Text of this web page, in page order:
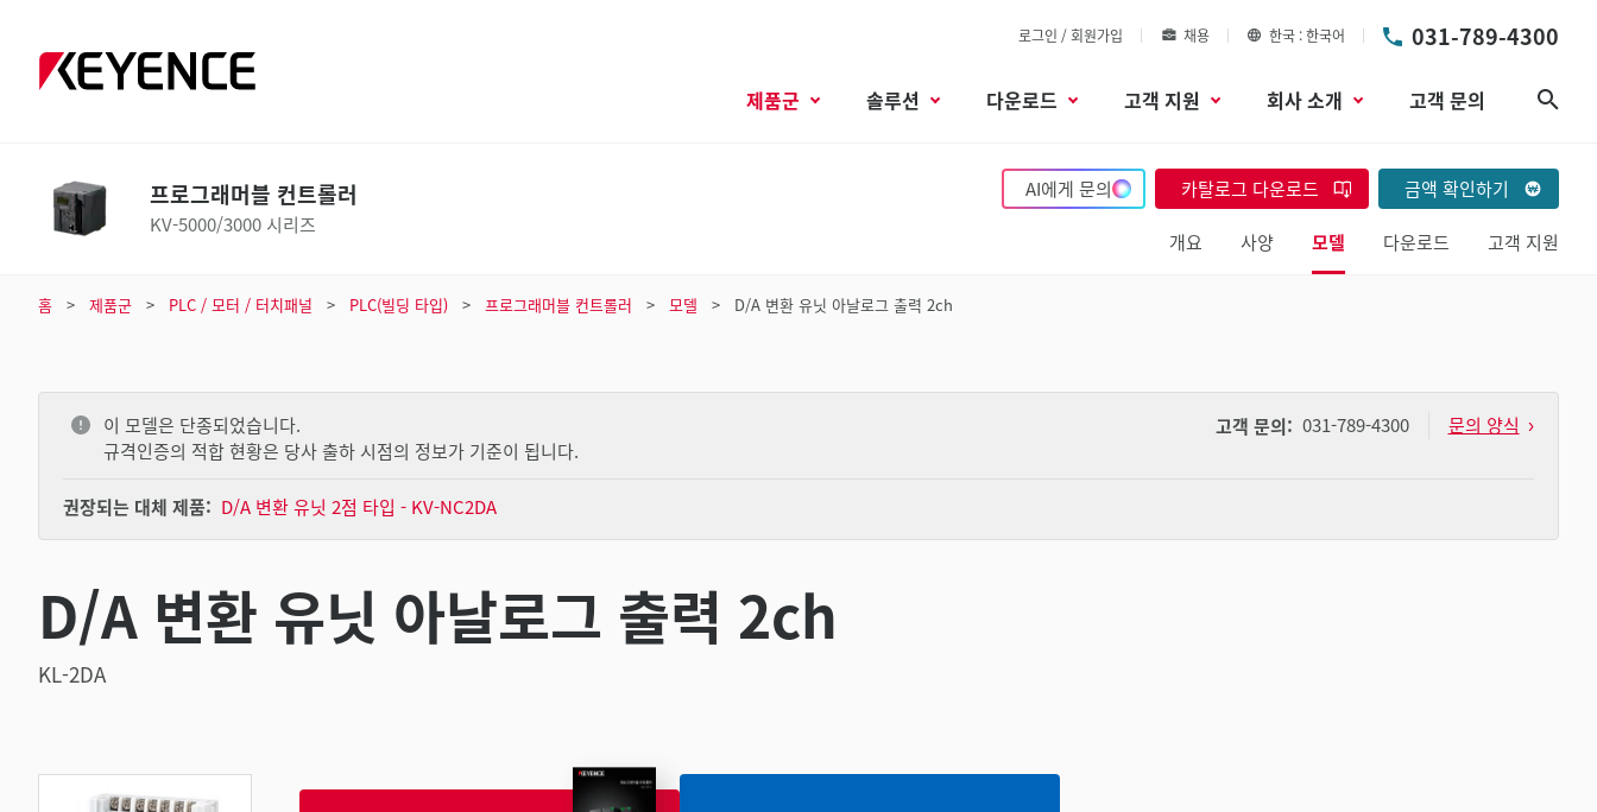
로그인 / 회원가입 채용 한국 한국어 031-789-4300
제품군 솔루션 다운로드 고객 지원 회사 소개 고객 문의
프로그래머블 컨트롤러
KV-5000/3000 시리즈
AI에게 문의 카탈로그 다운로드 금액 확인하기
개요 사양 모델 다운로드 고객 지원
홈 제품군 PLC / 모터 / 터치패널 PLC(빌딩 타입) 프로그래머블 컨트롤러 모델 D/A 변환 유닛 아날로그 출력 2ch
이 모델은 단종되었습니다.
규격인증의 적합 현황은 당사 출하 시점의 정보가 기준이 됩니다.
권장되는 대체 제품: D/A 변환 유닛 2점 타입 - KV-NC2DA
고객 문의: 031-789-4300 문의 양식
D/A 변환 유닛 아날로그 출력 2ch
KL-2DA